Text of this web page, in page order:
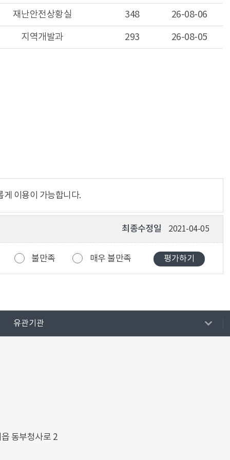
재난안전상황실 348 26-08-06
지역개발과 293 26-08-05
이용이 가능합니다.
최종수정일 2021-04-05
불만족 매우 불만족
유관기관
동부청사로 2